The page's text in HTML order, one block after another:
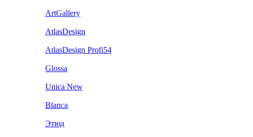
ArtGallery
AtlasDesign
AtlasDesign Profi54
Glossa
Unica New
Blanca
Этюд